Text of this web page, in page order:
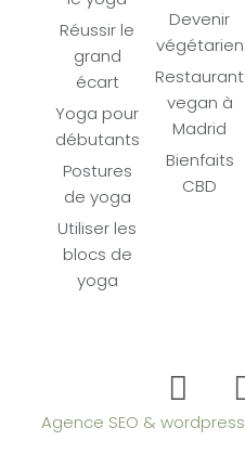
Réussir le
grand
écart
Yoga pour
débutants
Postures
de yoga
Utiliser les
blocs de
yoga
Devenir
végétarien
Restaurant
vegan à
Madrid
Bienfaits
CBD
Agence SEO & wordpress